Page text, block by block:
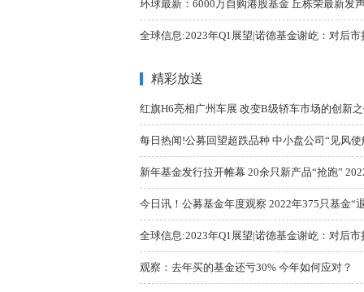
环球最新：6000万自购港股基金 丘栋荣最新发
全球信息:2023年Q1展望|诺德基金谢屹：对后
精彩放送
红旗H6亮相广州车展 改变B级轿车市场的创新
每日热闻!公募回望超跌品种 中小盘公司“见风使
新年基金发行拉开帷幕 20余只新产品“抢跑”
今日讯！公募基金年度观察 2022年375只基金“
全球信息:2023年Q1展望|诺德基金谢屹：对后
观察：去年买的基金还亏30% 今年如何应对？